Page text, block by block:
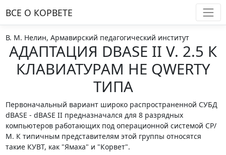
ВСЕ О КОРВЕТE
В. М. Нелин, Армавирский педагогический институт
АДАПТАЦИЯ DBASE II V. 2.5 К
КЛАВИАТУРАМ НЕ QWERTY
ТИПА
Первоначальный вариант широко распространенной СУБД
dBASE - dBASE II предназначался для 8 разрядных
компьютеров работающих под операционной системой СР/
М. К типичным представителям этой группы относятся
такие КУВТ, как "Ямаха" и "Корвет".